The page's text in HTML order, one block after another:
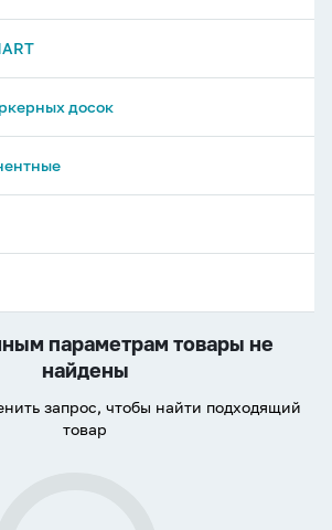
досок
параметрам товары не
найдены
запрос, чтобы найти подходящий
товар